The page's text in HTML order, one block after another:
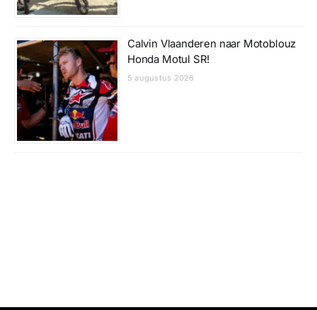
Calvin Vlaanderen naar Motoblouz
Honda Motul SR!
5 augustus 2026